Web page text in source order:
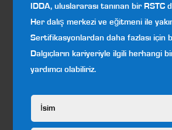
IDDA, uluslararası tanınan bir RSTC
Her dalış merkezi ve eğitmeni ile
Sertifikasyonlardan daha fazlası için
Dalgıçların kariyeriyle ilgili herhangi
yardımcı olabiliriz.